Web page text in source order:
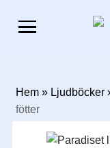
Hem» Ljudböcker
fötter